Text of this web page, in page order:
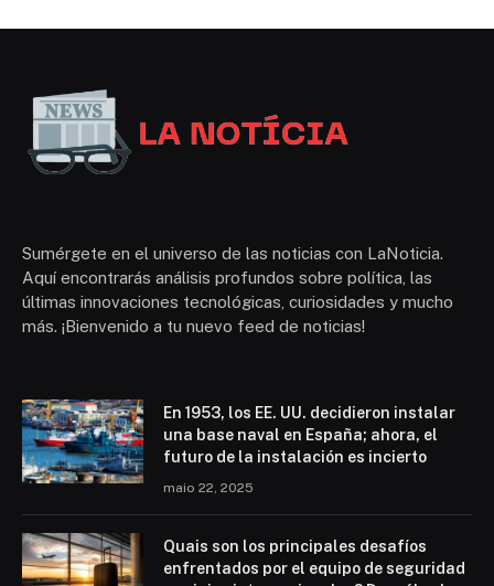
Sumérgete en el universo de las noticias con LaNoticia.
Aquí encontrarás análisis profundos sobre política, las
últimas innovaciones tecnológicas, curiosidades y mucho
más. ¡Bienvenido a tu nuevo feed de noticias!
En 1953, los EE. UU. decidieron instalar
una base naval en España; ahora, el
futuro de la instalación es incierto
maio 22, 2025
Quais son los principales desafíos
enfrentados por el equipo de seguridad